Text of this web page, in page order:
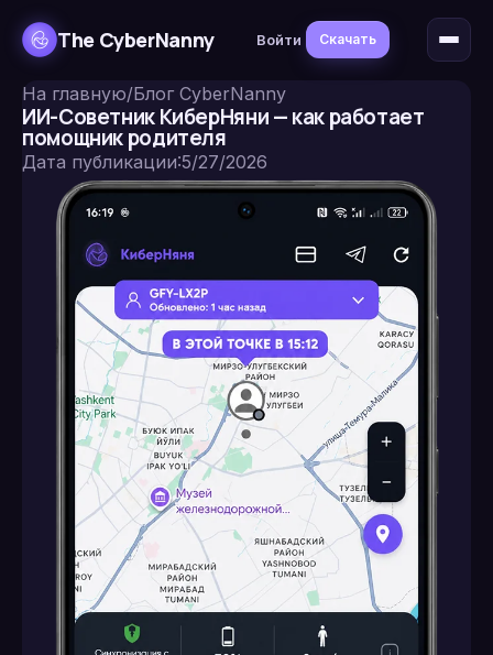
The CyberNanny Войти Скачать
На главную/Блог CyberNanny
ИИ-Советник КиберНяни — как работает
помощник родителя
Дата публикации:5/27/2026